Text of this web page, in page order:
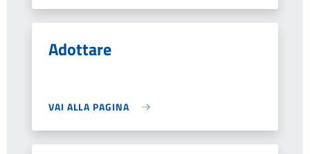
Adottare
VAI ALLA PAGINA